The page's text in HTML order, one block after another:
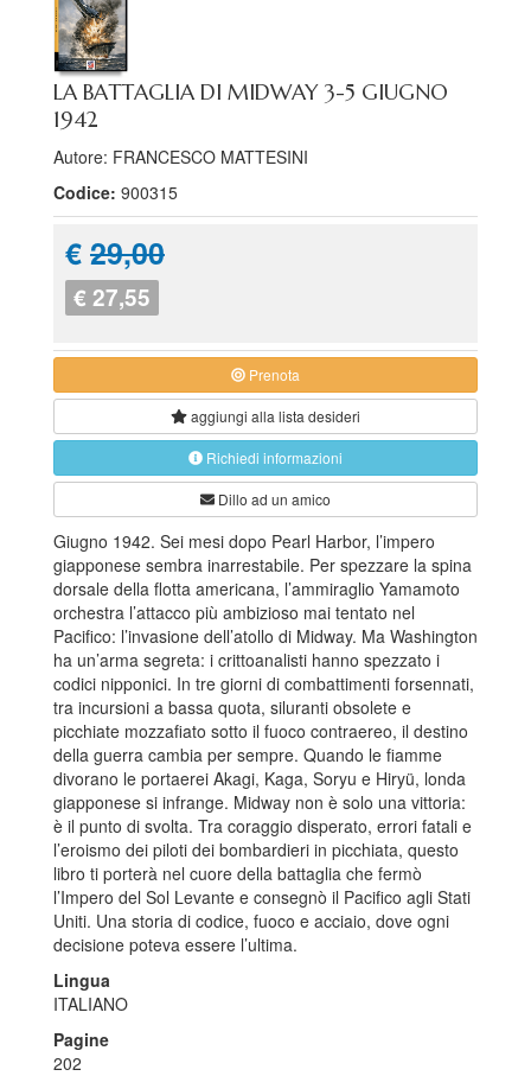
LA BATTAGLIA DI MIDWAY 3-5 GIUGNO
1942
Autore: FRANCESCO MATTESINI
Codice: 900315
€29,00
€ 27,55
Prenota
aggiungi alla lista desideri
Richiedi informazioni
Dillo ad un amico
Giugno 1942. Sei mesi dopo Pearl Harbor, l’impero
giapponese sembra inarrestabile. Per spezzare la spina
dorsale della flotta americana, l’ammiraglio Yamamoto
orchestra l’attacco più ambizioso mai tentato nel
Pacifico: l’invasione dell’atollo di Midway. Ma Washington
ha un’arma segreta: i crittoanalisti hanno spezzato i
codici nipponici. In tre giorni di combattimenti forsennati,
tra incursioni a bassa quota, siluranti obsolete e
picchiate mozzafiato sotto il fuoco contraereo, il destino
della guerra cambia per sempre. Quando le fiamme
divorano le portaerei Akagi, Kaga, Soryu e Hiryü, londa
giapponese si infrange. Midway non è solo una vittoria:
è il punto di svolta. Tra coraggio disperato, errori fatali e
l’eroismo dei piloti dei bombardieri in picchiata, questo
libro ti porterà nel cuore della battaglia che fermò
l’Impero del Sol Levante e consegnò il Pacifico agli Stati
Uniti. Una storia di codice, fuoco e acciaio, dove ogni
decisione poteva essere l’ultima.
Lingua
ITALIANO
Pagine
202